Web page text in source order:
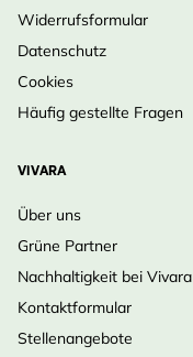
Widerrufsformular
Datenschutz
Cookies
Häufig gestellte Fragen
VIVARA
Über uns
Grüne Partner
Nachhaltigkeit bei Vivara
Kontaktformular
Stellenangebote